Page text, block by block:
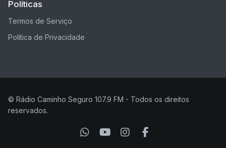
Políticas
Termos de Serviço
Política de Privacidade
© Rádio Caminho Seguro 107.9 FM - Todos os direitos
reservados.